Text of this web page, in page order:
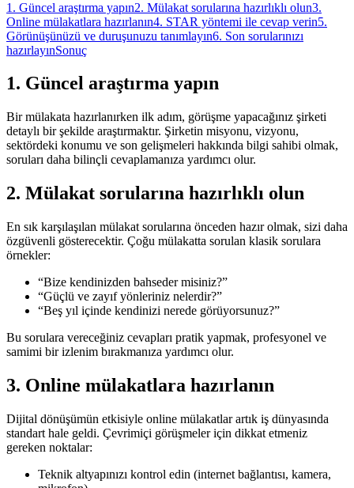
1. Güncel araştırma yapın2. Mülakat sorularına hazırlıklı olun3.
Online mülakatlara hazırlanın4. STAR yöntemi ile cevap verin5.
Görünüşünüzü ve duruşunuzu tanımlayın6. Son sorularınızı
hazırlayınSonuç
1. Güncel araştırma yapın
Bir mülakata hazırlanırken ilk adım, görüşme yapacağınız şirketi
detaylı bir şekilde araştırmaktır. Şirketin misyonu, vizyonu,
sektördeki konumu ve son gelişmeleri hakkında bilgi sahibi olmak,
soruları daha bilinçli cevaplamanıza yardımcı olur.
2. Mülakat sorularına hazırlıklı olun
En sık karşılaşılan mülakat sorularına önceden hazır olmak, sizi daha
özgüvenli gösterecektir. Çoğu mülakatta sorulan klasik sorulara
örnekler:
“Bize kendinizden bahseder misiniz?”
“Güçlü ve zayıf yönleriniz nelerdir?”
“Beş yıl içinde kendinizi nerede görüyorsunuz?”
Bu sorulara vereceğiniz cevapları pratik yapmak, profesyonel ve
samimi bir izlenim bırakmanıza yardımcı olur.
3. Online mülakatlara hazırlanın
Dijital dönüşümün etkisiyle online mülakatlar artık iş dünyasında
standart hale geldi. Çevrimiçi görüşmeler için dikkat etmeniz
gereken noktalar:
Teknik altyapınızı kontrol edin (internet bağlantısı, kamera,